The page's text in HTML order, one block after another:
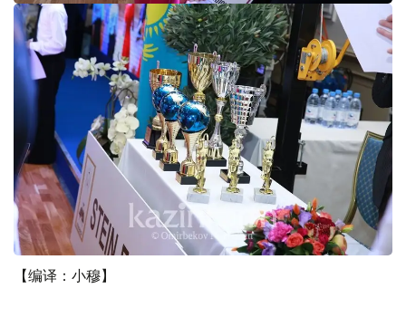
【编译：小穆】